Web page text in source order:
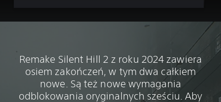
Remake Silent Hill 2 z roku 2024 zawiera
osiem zakończeń, w tym dwa całkiem
nowe. Są też nowe wymagania
odblokowania oryginalnych sześciu. Aby